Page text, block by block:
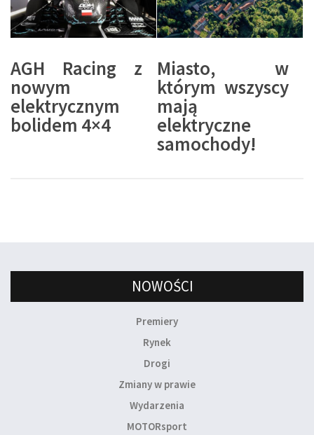
AGH Racing z
nowym
elektrycznym
bolidem 4×4
Miasto, w
którym wszyscy
mają
elektryczne
samochody!
NOWOŚCI
Premiery
Rynek
Drogi
Zmiany w prawie
Wydarzenia
MOTORsport